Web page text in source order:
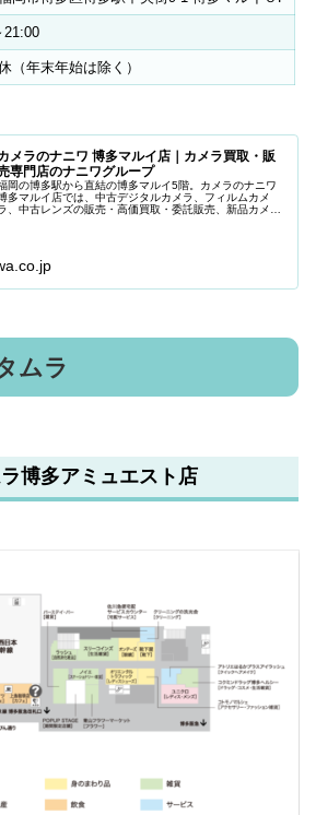
21:00
（年末年始は除く）
メラのナニワ 博多マルイ店｜カメラ買取・販
専門店のナニワグループ
岡の博多駅から直結の博多マルイ5階。カメラのナニワ
多マルイ店では、中古デジタルカメラ、フィルムカメ
、中古レンズの販売・高価買取・委託販売、新品カメ
ムラ
博多アミュエスト店